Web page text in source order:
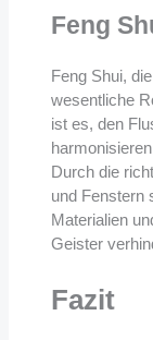
Feng
Feng Shui,
wesentliche
ist es, den
Durch die
und Fenstern
Materialien
Geister
Fazit